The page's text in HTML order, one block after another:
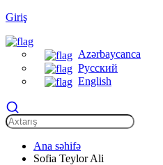
Giriş
Azərbaycanca
Русский
English
Ana səhifə
Sofia Teylor Ali